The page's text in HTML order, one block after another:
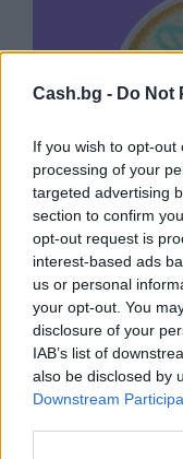
Cash.bg - Do Not
If you wish to opt-
processing of your
targeted advertising
section to confirm
opt-out request is
interest-based ads
us or personal
your opt-out. You
disclosure of your
IAB’s list of
also be disclosed by
Downstream
Изкуствен
създаде нови
07.08.2026 / 15:30